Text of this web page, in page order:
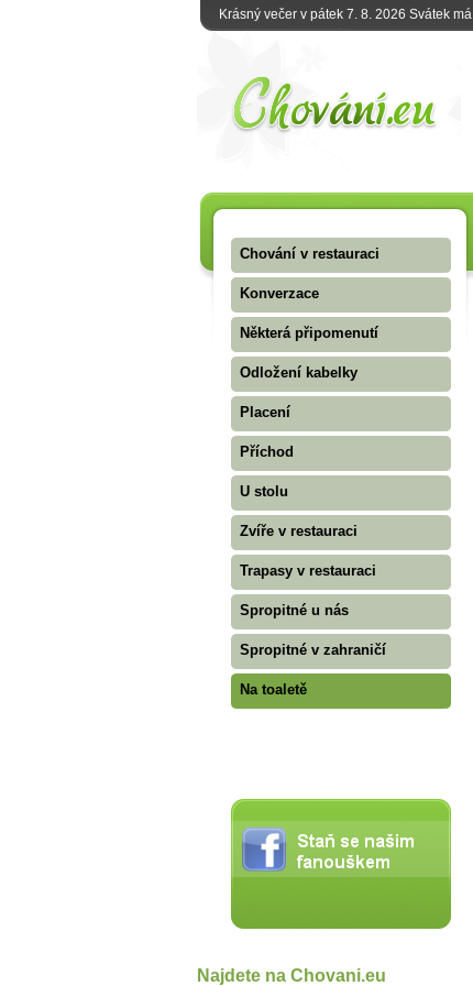
Krásný večer v pátek 7. 8. 2026 Svátek má
Chování v restauraci
Konverzace
Některá připomenutí
Odložení kabelky
Placení
Příchod
U stolu
Zvíře v restauraci
Trapasy v restauraci
Spropitné u nás
Spropitné v zahraničí
Na toaletě
Najdete na Chovani.eu